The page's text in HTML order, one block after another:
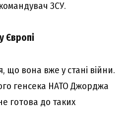
ЗСУ.
Європі
що вона вже у стані війни.
генсека НАТО Джорджа
готова до таких